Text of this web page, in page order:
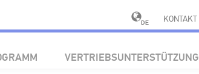
DE KONTAKT
VERTRIEBSUNTERSTÜTZUNG